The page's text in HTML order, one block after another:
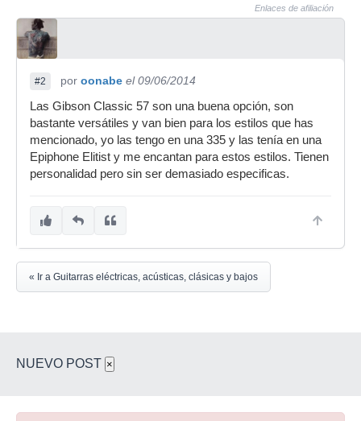
Enlaces de afiliación
#2 por oonabe el 09/06/2014
Las Gibson Classic 57 son una buena opción, son
bastante versátiles y van bien para los estilos que has
mencionado, yo las tengo en una 335 y las tenía en una
Epiphone Elitist y me encantan para estos estilos. Tienen
personalidad pero sin ser demasiado especificas.
« Ir a Guitarras eléctricas, acústicas, clásicas y bajos
NUEVO POST ×